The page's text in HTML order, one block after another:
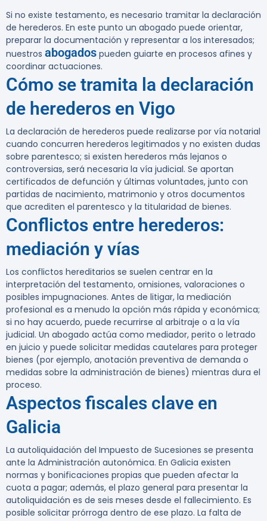
Si no existe testamento, es necesario tramitar la declaración
de herederos. En este punto un abogado puede orientar,
preparar la documentación y representar a los interesados;
nuestros abogados pueden guiarte en procesos afines y
coordinar actuaciones.
Cómo se tramita la declaración
de herederos en Vigo
La declaración de herederos puede realizarse por vía notarial
cuando concurren herederos legitimados y no existen dudas
sobre parentesco; si existen herederos más lejanos o
controversias, será necesaria la vía judicial. Se aportan
certificados de defunción y últimas voluntades, junto con
partidas de nacimiento, matrimonio y otros documentos
que acrediten el parentesco y la titularidad de bienes.
Conflictos entre herederos:
mediación y vías
Los conflictos hereditarios se suelen centrar en la
interpretación del testamento, omisiones, valoraciones o
posibles impugnaciones. Antes de litigar, la mediación
profesional es a menudo la opción más rápida y económica;
si no hay acuerdo, puede recurrirse al arbitraje o a la vía
judicial. Un abogado actúa como mediador, perito o letrado
en juicio y puede solicitar medidas cautelares para proteger
bienes (por ejemplo, anotación preventiva de demanda o
medidas sobre la administración de bienes) mientras dura el
proceso.
Aspectos fiscales clave en
Galicia
La autoliquidación del Impuesto de Sucesiones se presenta
ante la Administración autonómica. En Galicia existen
normas y bonificaciones propias que pueden afectar la
cuota a pagar; además, el plazo general para presentar la
autoliquidación es de seis meses desde el fallecimiento. Es
posible solicitar prórroga dentro de ese plazo. La falta de